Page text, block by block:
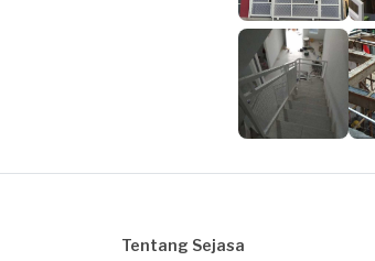
Tentang Sejasa